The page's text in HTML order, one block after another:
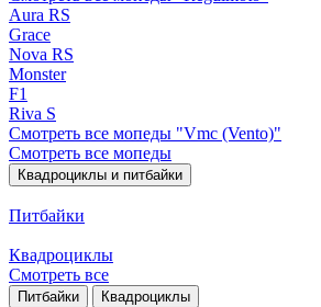
Aura RS
Grace
Nova RS
Monster
F1
Riva S
Смотреть все мопеды "Vmc (Vento)"
Смотреть все мопеды
Квадроциклы и питбайки
Питбайки
Квадроциклы
Смотреть все
Питбайки Квадроциклы